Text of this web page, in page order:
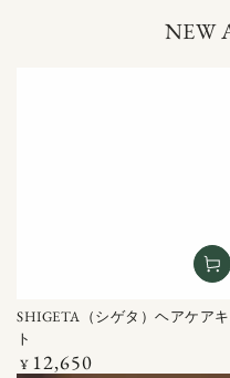
NEW
SHIGETA（シゲタ）ヘアケア
ト
定
¥ 12,650